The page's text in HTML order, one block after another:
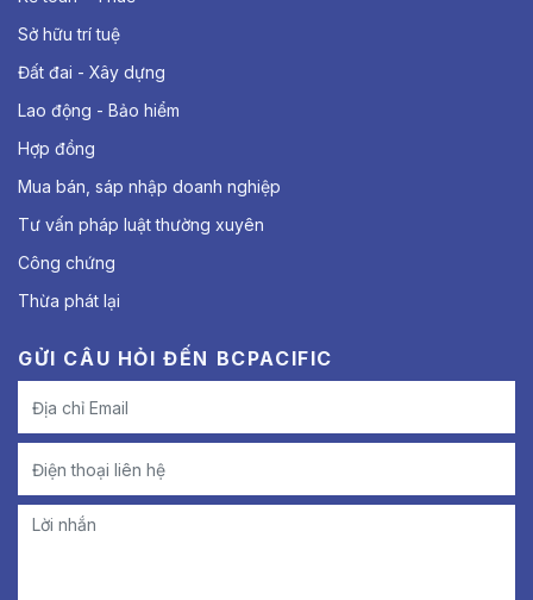
Sở hữu trí tuệ
Đất đai - Xây dựng
Lao động - Bảo hiểm
Hợp đồng
Mua bán, sáp nhập doanh nghiệp
Tư vấn pháp luật thường xuyên
Công chứng
Thừa phát lại
GỬI CÂU HỎI ĐẾN BCPACIFIC